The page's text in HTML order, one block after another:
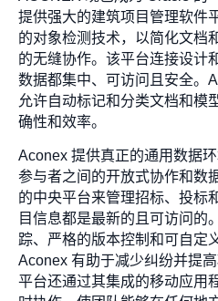
提供强大的建筑项目管理软件
的对象检测技术，以简化文档
的无缝协作。该平台连接设计
数据都集中、可访问且安全。
允许自动标记和分类文档和模
确性和效率。
Aconex 提供真正的通用数据
参与者之间的开放式协作和数
的中央平台来管理招标、投标
目信息都是最新的且可访问的
踪、严格的版本控制和可自定
Aconex 有助于减少纠纷并提
平台还通过其集成的移动应用